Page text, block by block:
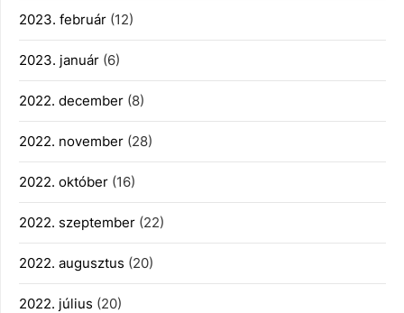
2023. február (12)
2023. január (6)
2022. december (8)
2022. november (28)
2022. október (16)
2022. szeptember (22)
2022. augusztus (20)
2022. július (20)